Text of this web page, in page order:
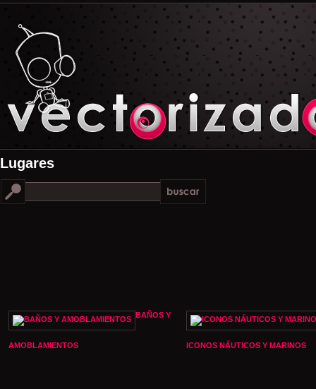
Lugares
BAÑOS Y
AMOBLAMIENTOS ICONOS NÁUTICOS Y MARINOS